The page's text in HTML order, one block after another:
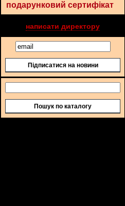
подарунковий сертифікат
написати директору
Підписатися на новини
Пошук по каталогу